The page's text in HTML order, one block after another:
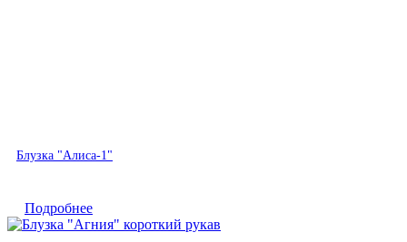
Блузка "Алиса-1"
Подробнее